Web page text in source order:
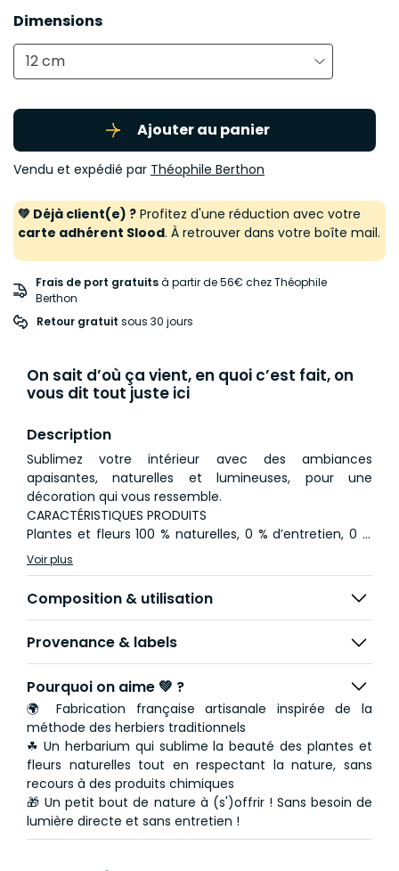
Dimensions
12 cm
Ajouter au panier
Vendu et expédié par Théophile Berthon
💚 Déjà client(e) ? Profitez d'une réduction avec votre
carte adhérent Slood. À retrouver dans votre boîte mail.
Frais de port gratuitsà partir de 56€ chez Théophile
Berthon
Retour gratuit sous 30 jours
On sait d’où ça vient, en quoi c’est fait, on
vous dit tout juste ici
Description
Sublimez votre intérieur avec des ambiances
apaisantes, naturelles et lumineuses, pour une
décoration qui vous ressemble.
CARACTÉRISTIQUES PRODUITS
Plantes et fleurs 100 % naturelles, 0 % d’entretien, 0 %
de soleil
100 % sélectionnées avec soin et insérées à la main
100 % made in France
brin de poésie pour embellir son intérieur.
Contemplez avec sérénité, lâchez prise et laissez
parler vos émotions…
La Fougère Adiantum Felci se distingue par son
feuillage fin et léger aux multiples détails : sa grâce
naturelle et son aspect épuré invitent à la
contemplation et à la rêverie. Cette plante ravira par la
délicatesse de ses feuilles, dont l’aspect évoque de
petits éventails dentelés. Un élément de décoration
Voir plus
Composition & utilisation
Provenance & labels
Pourquoi on aime 💚 ?
🌍 Fabrication française artisanale inspirée de la
méthode des herbiers traditionnels
☘ Un herbarium qui sublime la beauté des plantes et
fleurs naturelles tout en respectant la nature, sans
recours à des produits chimiques
🎁 Un petit bout de nature à (s')offrir ! Sans besoin de
lumière directe et sans entretien !